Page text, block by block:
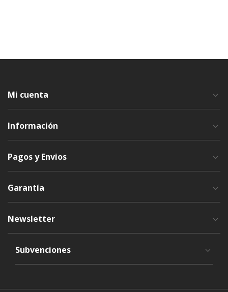
Mi cuenta
Información
Pagos y Envios
Garantía
Newsletter
Subvenciones